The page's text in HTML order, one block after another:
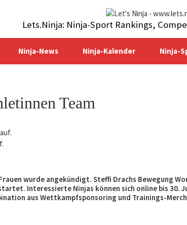
Lets.Ninja: Ninja-Sport Rankings,
Ninja-News Ninja-Kalender Ninja-
Team
wurde angekündigt. Steffi Drachs Bewegung
Interessierte Ninjas können sich online bis 30.
aus Wettkampfsponsoring und Trainings-